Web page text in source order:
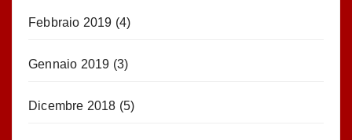
Febbraio 2019 (4)
Gennaio 2019 (3)
Dicembre 2018 (5)